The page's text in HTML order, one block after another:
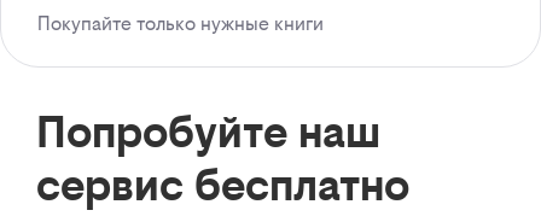
Покупайте только нужные книги
Попробуйте наш
сервис бесплатно